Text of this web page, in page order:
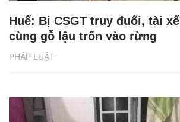
PHÁP LUẬT
Huế: Bị CSGT truy đuổi, tài
cùng gỗ lậu trốn vào rừng